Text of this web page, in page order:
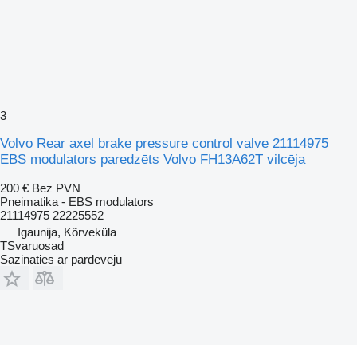
3
Volvo Rear axel brake pressure control valve 21114975
EBS modulators paredzēts Volvo FH13A62T vilcēja
200 € Bez PVN
Pneimatika - EBS modulators
21114975 22225552
Igaunija, Kõrveküla
TSvaruosad
Sazināties ar pārdevēju